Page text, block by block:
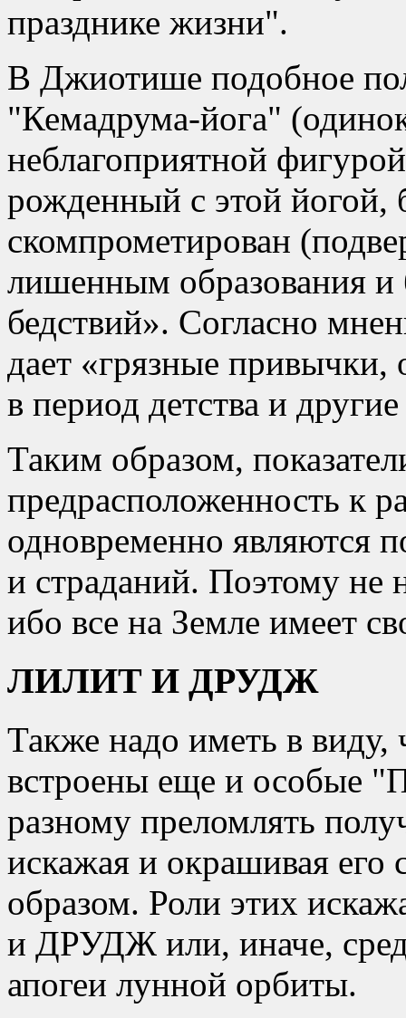
празднике жизни .
В Джиотише подобное
Кемадрума-йога
неблагоприятной
рожденный с этой йогой,
скомпрометирован
лишенным образования и
бедствий». Согласно
дает «грязные привычки,
в период детства и
Таким образом,
предрасположенность к
одновременно являются
и страданий. Поэтому не
ибо все на Земле имеет
ЛИЛИТ И ДРУДЖ
Также надо иметь в виду,
встроены еще и особые
разному преломлять
искажая и окрашивая
образом. Роли этих
и ДРУДЖ или, иначе,
апогеи лунной орбиты.